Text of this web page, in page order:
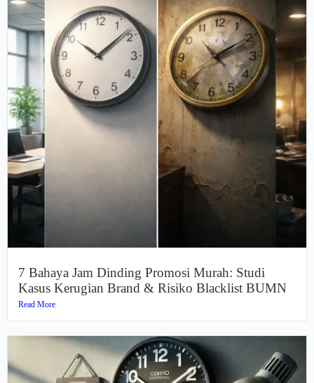
7 Bahaya Jam Dinding Promosi Murah: Studi
Kasus Kerugian Brand & Risiko Blacklist BUMN
Read More